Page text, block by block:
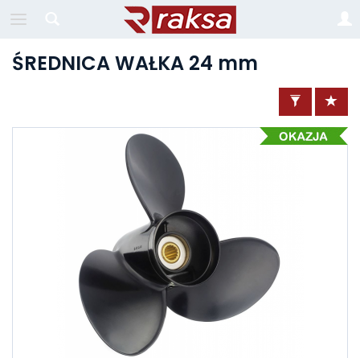
ŚREDNICA WAŁKA 24 mm